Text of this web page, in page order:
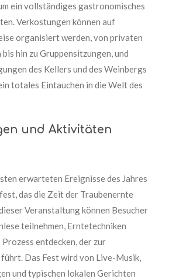
ein vollständiges gastronomisches
Verkostungen können auf
organisiert werden, von privaten
hin zu Gruppensitzungen, und
des Kellers und des Weinbergs
totales Eintauchen in die Welt des
und Aktivitäten
erwarteten Ereignisse des Jahres
das die Zeit der Traubenernte
Veranstaltung können Besucher
teilnehmen, Erntetechniken
entdecken, der zur
Das Fest wird von Live-Musik,
und typischen lokalen Gerichten